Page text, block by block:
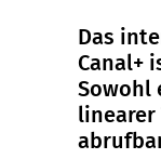
Das
Canal+
Sowohl
linearer